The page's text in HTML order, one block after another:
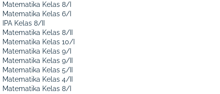
Matematika Kelas 8/I
Matematika Kelas 6/I
IPA Kelas 8/II
Matematika Kelas 8/II
Matematika Kelas 10/I
Matematika Kelas 9/I
Matematika Kelas 9/II
Matematika Kelas 5/II
Matematika Kelas 4/II
Matematika Kelas 8/I